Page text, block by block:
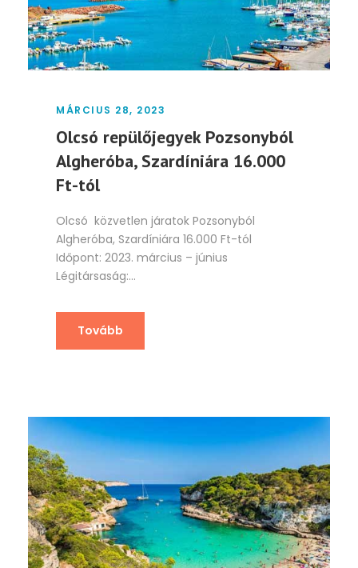
MÁRCIUS 28, 2023
Olcsó repülőjegyek Pozsonyból
Algheróba, Szardíniára 16.000
Ft-tól
Olcsó közvetlen járatok Pozsonyból
Algheróba, Szardíniára 16.000 Ft-tól
Időpont: 2023. március – június
Légitársaság:...
Tovább